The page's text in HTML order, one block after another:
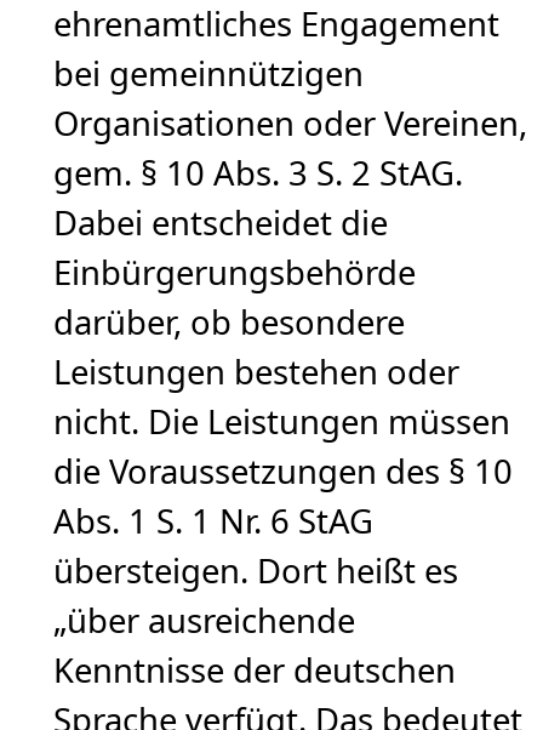
ehrenamtliches Engagement
bei gemeinnützigen
Organisationen oder Vereinen,
gem. § 10 Abs. 3 S. 2 StAG.
Dabei entscheidet die
Einbürgerungsbehörde
darüber, ob besondere
Leistungen bestehen oder
nicht. Die Leistungen müssen
die Voraussetzungen des § 10
Abs. 1 S. 1 Nr. 6 StAG
übersteigen. Dort heißt es
„über ausreichende
Kenntnisse der deutschen
Sprache verfügt. Das bedeutet